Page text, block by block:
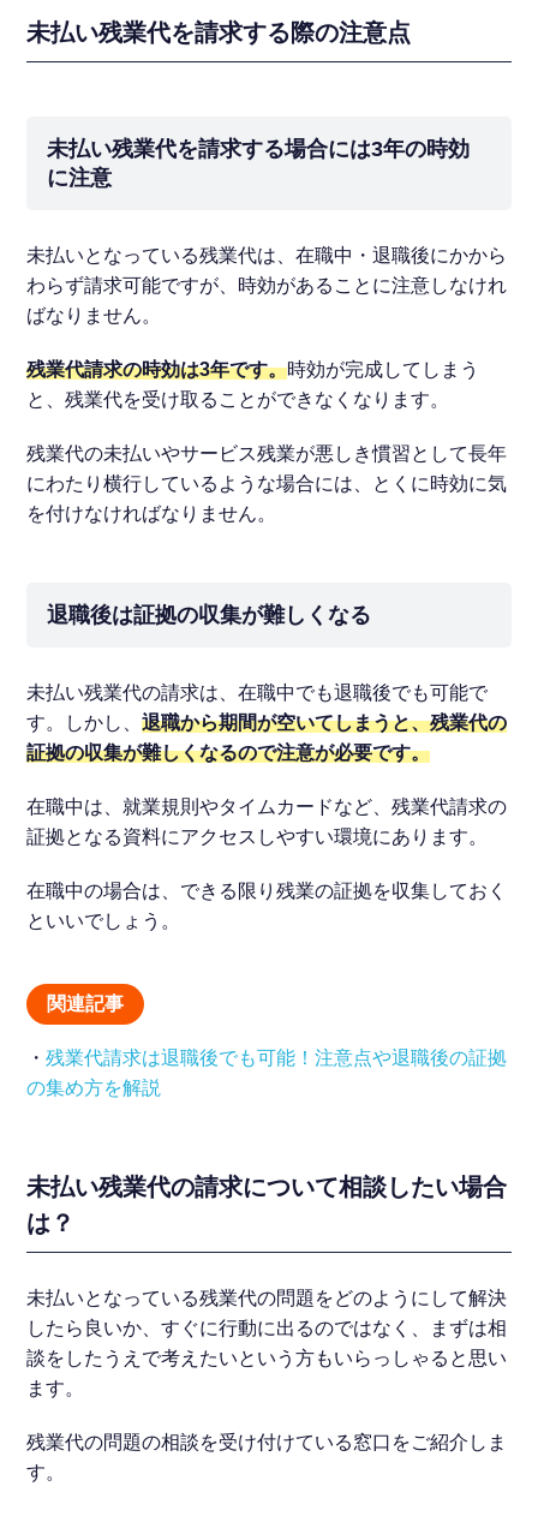
未払い残業代を請求する際の注意点
未払い残業代を請求する場合には3年の時効
に注意
未払いとなっている残業代は、在職中・退職後にかから
わらず請求可能ですが、時効があることに注意しなけれ
ばなりません。
残業代請求の時効は3年です。時効が完成してしまう
と、残業代を受け取ることができなくなります。
残業代の未払いやサービス残業が悪しき慣習として長年
にわたり横行しているような場合には、とくに時効に気
を付けなければなりません。
退職後は証拠の収集が難しくなる
未払い残業代の請求は、在職中でも退職後でも可能で
す。しかし、退職から期間が空いてしまうと、残業代の
証拠の収集が難しくなるので注意が必要です。
在職中は、就業規則やタイムカードなど、残業代請求の
証拠となる資料にアクセスしやすい環境にあります。
在職中の場合は、できる限り残業の証拠を収集しておく
といいでしょう。
関連記事
・残業代請求は退職後でも可能！注意点や退職後の証拠
の集め方を解説
未払い残業代の請求について相談したい場合
は？
未払いとなっている残業代の問題をどのようにして解決
したら良いか、すぐに行動に出るのではなく、まずは相
談をしたうえで考えたいという方もいらっしゃると思い
ます。
残業代の問題の相談を受け付けている窓口をご紹介しま
す。